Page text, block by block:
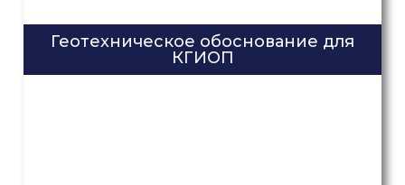
Геотехническое обоснование для
КГИОП